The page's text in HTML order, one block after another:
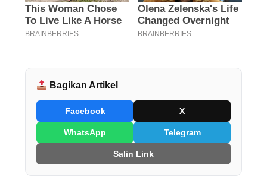
Bagikan Artikel
Facebook X
WhatsApp Telegram
Salin Link